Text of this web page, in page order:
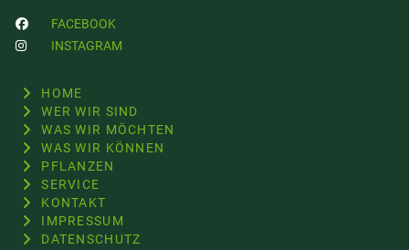
FACEBOOK
INSTAGRAM
HOME
WER WIR SIND
WAS WIR MÖCHTEN
WAS WIR KÖNNEN
PFLANZEN
SERVICE
KONTAKT
IMPRESSUM
DATENSCHUTZ